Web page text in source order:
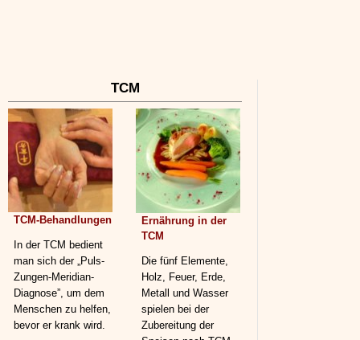
TCM
TCM-Behandlungen
In der TCM bedient
man sich der „Puls-
Zungen-Meridian-
Diagnose”, um dem
Menschen zu helfen,
bevor er krank wird.
Ernährung in der
TCM
Die fünf Elemente,
Holz, Feuer, Erde,
Metall und Wasser
spielen bei der
Zubereitung der